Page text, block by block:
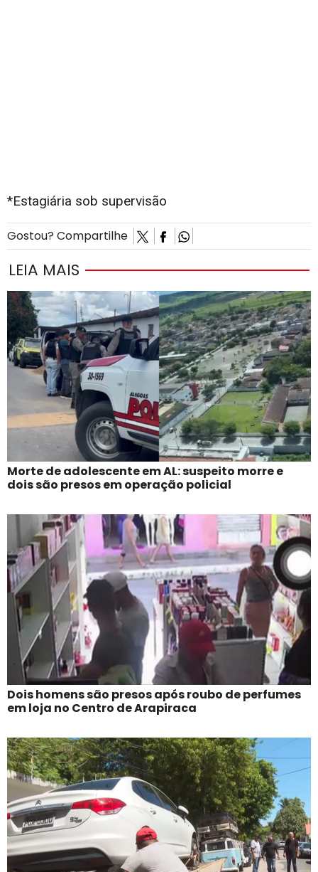
*Estagiária sob supervisão
Gostou? Compartilhe
LEIA MAIS
Morte de adolescente em AL: suspeito morre e
dois são presos em operação policial
Dois homens são presos após roubo de perfumes
em loja no Centro de Arapiraca